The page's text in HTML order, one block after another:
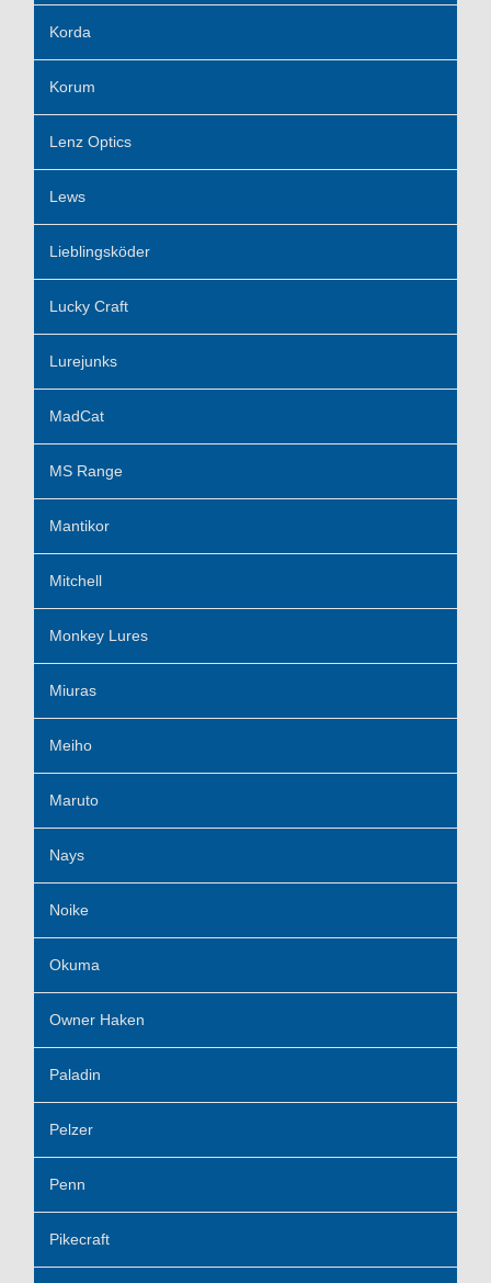
Korda
Korum
Lenz Optics
Lews
Lieblingsköder
Lucky Craft
Lurejunks
MadCat
MS Range
Mantikor
Mitchell
Monkey Lures
Miuras
Meiho
Maruto
Nays
Noike
Okuma
Owner Haken
Paladin
Pelzer
Penn
Pikecraft